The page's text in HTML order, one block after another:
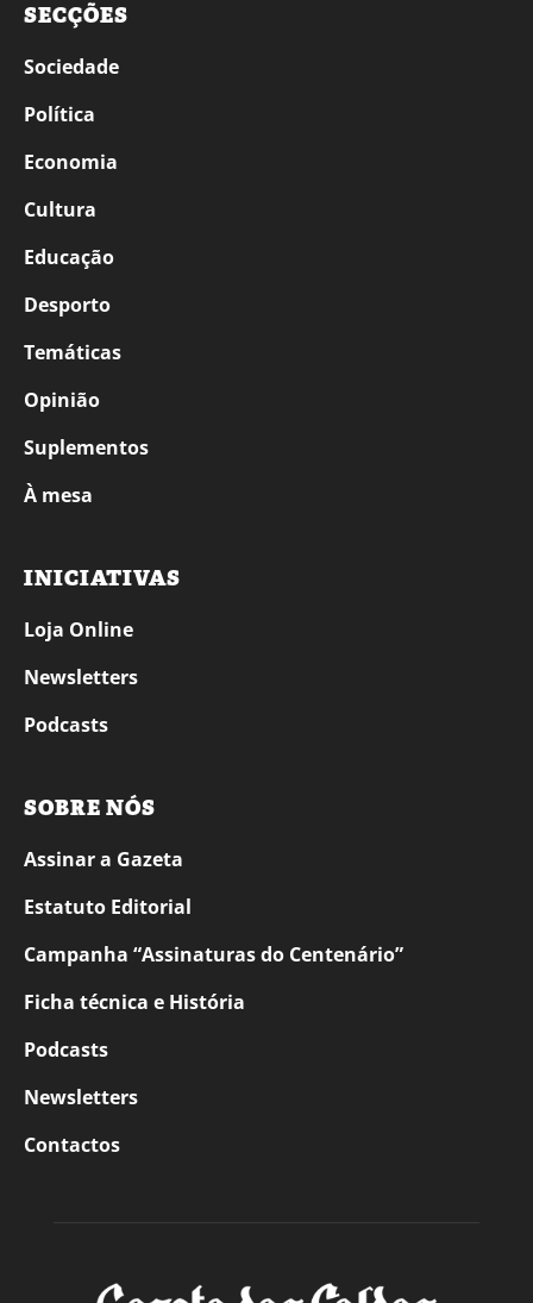
SECÇÕES
Sociedade
Política
Economia
Cultura
Educação
Desporto
Temáticas
Opinião
Suplementos
À mesa
INICIATIVAS
Loja Online
Newsletters
Podcasts
SOBRE NÓS
Assinar a Gazeta
Estatuto Editorial
Campanha “Assinaturas do Centenário”
Ficha técnica e História
Podcasts
Newsletters
Contactos